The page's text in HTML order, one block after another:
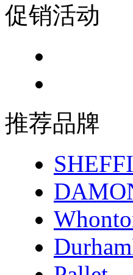
促销活动
推荐品牌